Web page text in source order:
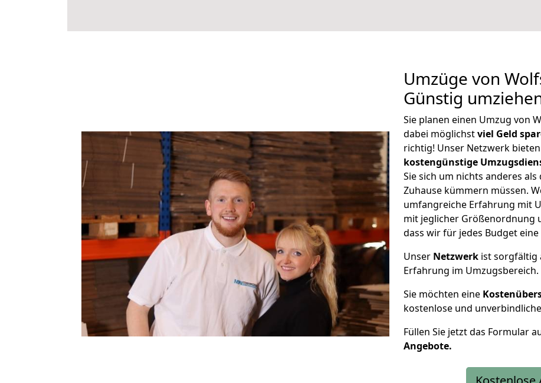
Umzüge von
Günstig
Sie planen einen Umzug von
dabei möglichstviel Geld
richtig! Unser Netzwerk
kostengünstige
Sie sich um nichts anderes
Zuhause kümmern müssen.
umfangreiche Erfahrung mit
mit jeglicher Größenordnung
dass wir für jedes Budget
Unser Netzwerk ist sorgfältig
Erfahrung im Umzugsbereich.
Sie möchten eine
kostenlose und
Füllen Sie jetzt das Formular
Angebote.